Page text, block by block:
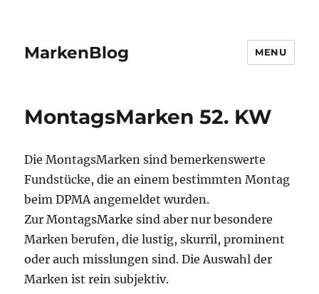
MarkenBlog MENU
MontagsMarken 52. KW
Die MontagsMarken sind bemerkenswerte
Fundstücke, die an einem bestimmten Montag
beim DPMA angemeldet wurden.
Zur MontagsMarke sind aber nur besondere
Marken berufen, die lustig, skurril, prominent
oder auch misslungen sind. Die Auswahl der
Marken ist rein subjektiv.